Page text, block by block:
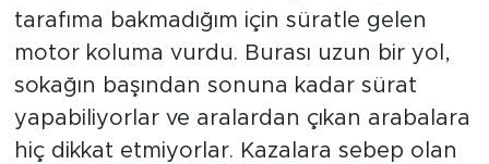
tarafıma bakmadığım için süratle gelen
motor koluma vurdu. Burası uzun bir yol,
sokağın başından sonuna kadar sürat
yapabiliyorlar ve aralardan çıkan arabalara
hiç dikkat etmiyorlar. Kazalara sebep olan